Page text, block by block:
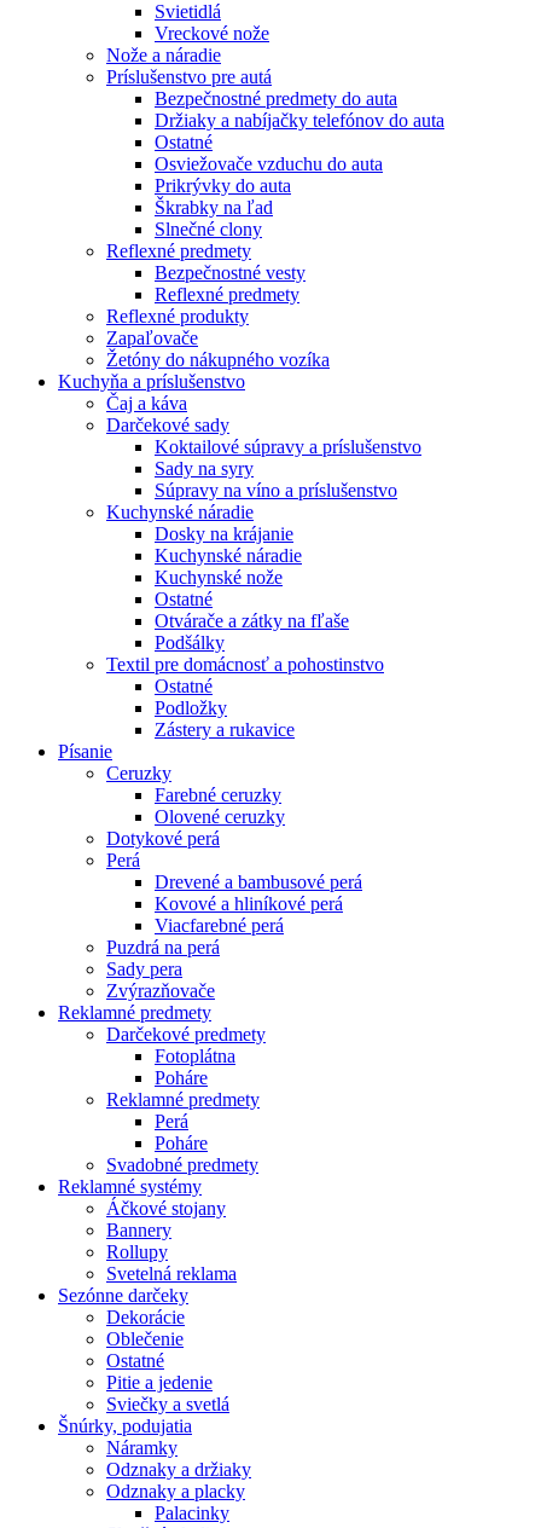
Svietidlá
Vreckové nože
Nože a náradie
Príslušenstvo pre autá
Bezpečnostné predmety do auta
Držiaky a nabíjačky telefónov do auta
Ostatné
Osviežovače vzduchu do auta
Prikrývky do auta
Škrabky na ľad
Slnečné clony
Reflexné predmety
Bezpečnostné vesty
Reflexné predmety
Reflexné produkty
Zapaľovače
Žetóny do nákupného vozíka
Kuchyňa a príslušenstvo
Čaj a káva
Darčekové sady
Koktailové súpravy a príslušenstvo
Sady na syry
Súpravy na víno a príslušenstvo
Kuchynské náradie
Dosky na krájanie
Kuchynské náradie
Kuchynské nože
Ostatné
Otvárače a zátky na fľaše
Podšálky
Textil pre domácnosť a pohostinstvo
Ostatné
Podložky
Zástery a rukavice
Písanie
Ceruzky
Farebné ceruzky
Olovené ceruzky
Dotykové perá
Perá
Drevené a bambusové perá
Kovové a hliníkové perá
Viacfarebné perá
Puzdrá na perá
Sady pera
Zvýrazňovače
Reklamné predmety
Darčekové predmety
Fotoplátna
Poháre
Reklamné predmety
Perá
Poháre
Svadobné predmety
Reklamné systémy
Áčkové stojany
Bannery
Rollupy
Svetelná reklama
Sezónne darčeky
Dekorácie
Oblečenie
Ostatné
Pitie a jedenie
Sviečky a svetlá
Šnúrky, podujatia
Náramky
Odznaky a držiaky
Odznaky a placky
Palacinky